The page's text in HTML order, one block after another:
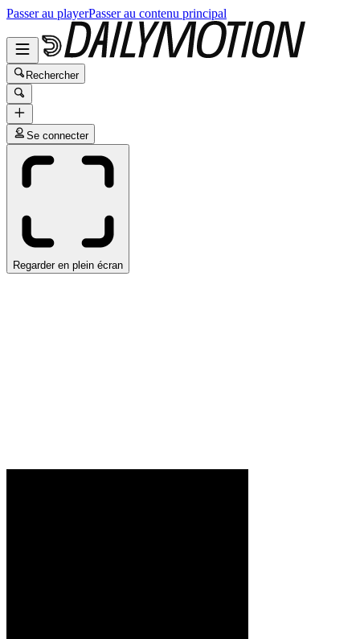
Passer au playerPasser au contenu principal
Rechercher
Se connecter
Regarder en plein écran